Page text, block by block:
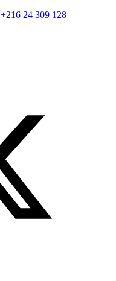
+216 24 309 128